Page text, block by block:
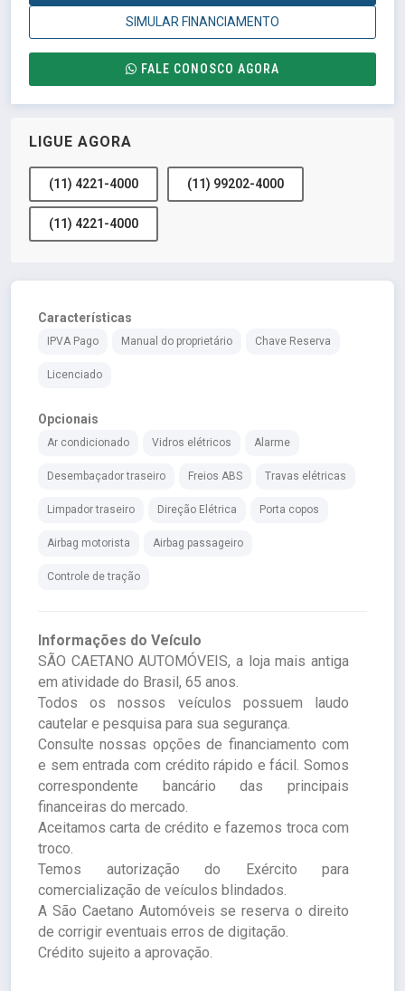
SIMULAR FINANCIAMENTO
FALE CONOSCO AGORA
LIGUE AGORA
(11) 4221-4000 (11) 99202-4000
(11) 4221-4000
Características
IPVA Pago Manual do proprietário Chave Reserva
Licenciado
Opcionais
Ar condicionado Vidros elétricos Alarme
Desembaçador traseiro Freios ABS Travas elétricas
Limpador traseiro Direção Elétrica Porta copos
Airbag motorista Airbag passageiro
Controle de tração
Informações do Veículo
SÃO CAETANO AUTOMÓVEIS, a loja mais antiga
em atividade do Brasil, 65 anos.
Todos os nossos veículos possuem laudo
cautelar e pesquisa para sua segurança.
Consulte nossas opções de financiamento com
e sem entrada com crédito rápido e fácil. Somos
correspondente bancário das principais
financeiras do mercado.
Aceitamos carta de crédito e fazemos troca com
troco.
Temos autorização do Exército para
comercialização de veículos blindados.
A São Caetano Automóveis se reserva o direito
de corrigir eventuais erros de digitação.
Crédito sujeito a aprovação.